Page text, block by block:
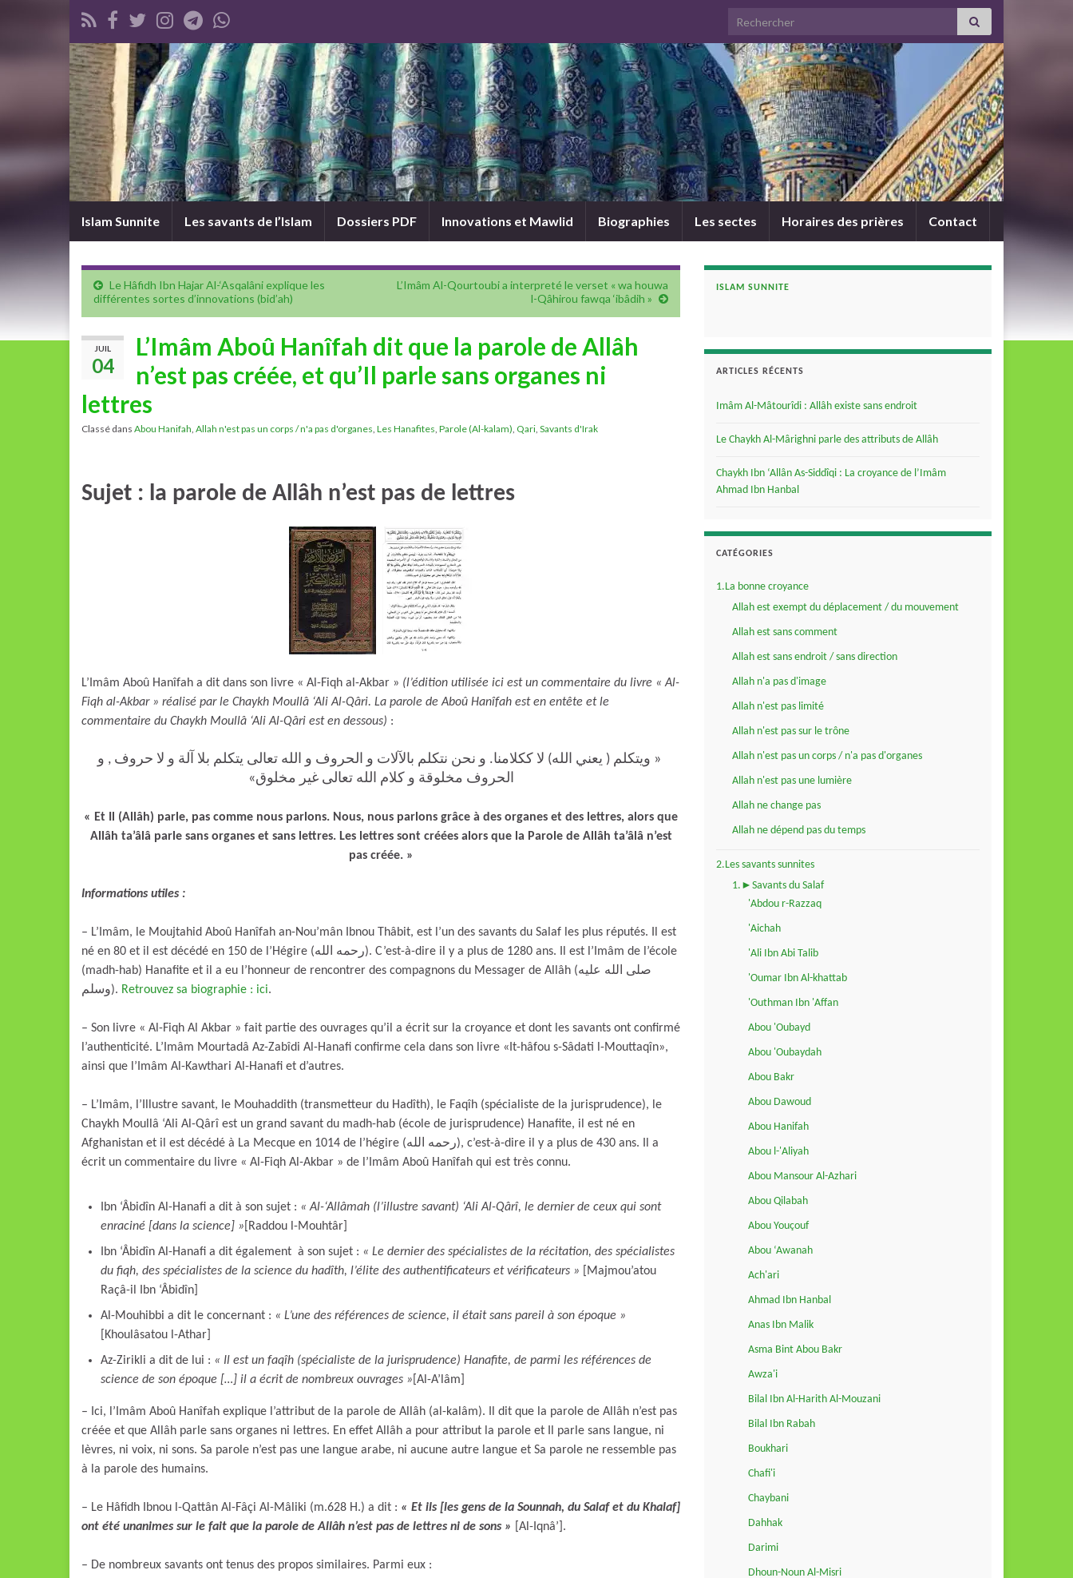
Search for:
Islam Sunnite Les savants de l’Islam Dossiers PDF Innovations et Mawlid Biographies Les sectes Horaires des prières Contact
Le Hâfidh Ibn Hajar Al-‘Asqalâni explique les
différentes sortes d’innovations (bid’ah)
L’Imâm Al-Qourtoubi a interpreté le verset « wa houwa
l-Qâhirou fawqa ‘ibâdih »
JUIL
04
L’Imâm Aboû Hanîfah dit que la parole de Allâh
n’est pas créée, et qu’Il parle sans organes ni
lettres
Classé dans Abou Hanifah, Allah n'est pas un corps / n'a pas d'organes, Les Hanafites, Parole (Al-kalam), Qari, Savants d'Irak
Sujet : la parole de Allâh n’est pas de lettres
L’Imâm Aboû Hanîfah a dit dans son livre « Al-Fiqh al-Akbar » (l’édition utilisée ici est un commentaire du livre « Al-
Fiqh al-Akbar » réalisé par le Chaykh Moullâ ‘Ali Al-Qâri. La parole de Aboû Hanîfah est en entête et le
commentaire du Chaykh Moullâ ‘Ali Al-Qâri est en dessous) :
« ويتكلم ( يعني الله) لا ككلامنا. و نحن نتكلم بالآلات و الحروف و الله تعالى يتكلم بلا آلة و لا حروف , و
الحروف مخلوقة و كلام الله تعالى غير مخلوق»
« Et Il (Allâh) parle, pas comme nous parlons. Nous, nous parlons grâce à des organes et des lettres, alors que
Allâh ta’âlâ parle sans organes et sans lettres. Les lettres sont créées alors que la Parole de Allâh ta’âlâ n’est
pas créée. »
Informations utiles :
– L’Imâm, le Moujtahid Aboû Hanîfah an-Nou’mân Ibnou Thâbit, est l’un des savants du Salaf les plus réputés. Il est
né en 80 et il est décédé en 150 de l’Hégire (رحمه الله). C’est-à-dire il y a plus de 1280 ans. Il est l’Imâm de l’école
(madh-hab) Hanafite et il a eu l’honneur de rencontrer des compagnons du Messager de Allâh (صلى الله عليه
وسلم). Retrouvez sa biographie : ici.
– Son livre « Al-Fiqh Al Akbar » fait partie des ouvrages qu’il a écrit sur la croyance et dont les savants ont confirmé
l’authenticité. L’Imâm Mourtadâ Az-Zabîdi Al-Hanafi confirme cela dans son livre «It-hâfou s-Sâdati l-Mouttaqîn»,
ainsi que l’Imâm Al-Kawthari Al-Hanafi et d’autres.
– L’Imâm, l’Illustre savant, le Mouhaddith (transmetteur du Hadîth), le Faqîh (spécialiste de la jurisprudence), le
Chaykh Moullâ ‘Ali Al-Qârî est un grand savant du madh-hab (école de jurisprudence) Hanafite, il est né en
Afghanistan et il est décédé à La Mecque en 1014 de l’hégire (رحمه الله), c’est-à-dire il y a plus de 430 ans. Il a
écrit un commentaire du livre « Al-Fiqh Al-Akbar » de l’Imâm Aboû Hanîfah qui est très connu.
Ibn ‘Âbidîn Al-Hanafi a dit à son sujet : « Al-‘Allâmah (l’illustre savant) ‘Ali Al-Qârî, le dernier de ceux qui sont
enraciné [dans la science] » [Raddou l-Mouhtâr]
Ibn ‘Âbidîn Al-Hanafi a dit également à son sujet : « Le dernier des spécialistes de la récitation, des spécialistes
du fiqh, des spécialistes de la science du hadîth, l’élite des authentificateurs et vérificateurs »
[Majmou’atou
Raçâ-il Ibn ‘Âbidîn]
Al-Mouhibbi a dit le concernant : « L’une des références de science, il était sans pareil à son époque »
[Khoulâsatou l-Athar]
Az-Zirikli a dit de lui : « Il est un faqîh (spécialiste de la jurisprudence) Hanafite, de parmi les références de
science de son époque […] il a écrit de nombreux ouvrages » [Al-A’lâm]
– Ici, l’Imâm Aboû Hanîfah explique l’attribut de la parole de Allâh (al-kalâm). Il dit que la parole de Allâh n’est pas
créée et que Allâh parle sans organes ni lettres. En effet Allâh a pour attribut la parole et Il parle sans langue, ni
lèvres, ni voix, ni sons. Sa parole n’est pas une langue arabe, ni aucune autre langue et Sa parole ne ressemble pas
à la parole des humains.
– Le Hâfidh Ibnou l-Qattân Al-Fâçi Al-Mâliki (m.628 H.) a dit : « Et ils [les gens de la Sounnah, du Salaf et du Khalaf]
ont été unanimes sur le fait que la parole de Allâh n’est pas de lettres ni de sons »
[Al-Iqnâ’].
– De nombreux savants ont tenus des propos similaires. Parmi eux :
ISLAM SUNNITE
ARTICLES RÉCENTS
Imâm Al-Mâtourîdi : Allâh existe sans endroit
Le Chaykh Al-Mârighni parle des attributs de Allâh
Chaykh Ibn ‘Allân As-Siddîqi : La croyance de l’Imâm
Ahmad Ibn Hanbal
CATÉGORIES
1.La bonne croyance
Allah est exempt du déplacement / du mouvement
Allah est sans comment
Allah est sans endroit / sans direction
Allah n'a pas d'image
Allah n'est pas limité
Allah n'est pas sur le trône
Allah n'est pas un corps / n'a pas d'organes
Allah n'est pas une lumière
Allah ne change pas
Allah ne dépend pas du temps
2.Les savants sunnites
1.►Savants du Salaf
'Abdou r-Razzaq
'Aichah
'Ali Ibn Abi Talib
'Oumar Ibn Al-khattab
'Outhman Ibn 'Affan
Abou 'Oubayd
Abou 'Oubaydah
Abou Bakr
Abou Dawoud
Abou Hanifah
Abou l-'Aliyah
Abou Mansour Al-Azhari
Abou Qilabah
Abou Youçouf
Abou ‘Awanah
Ach'ari
Ahmad Ibn Hanbal
Anas Ibn Malik
Asma Bint Abou Bakr
Awza'i
Bilal Ibn Al-Harith Al-Mouzani
Bilal Ibn Rabah
Boukhari
Chafi'i
Chaybani
Dahhak
Darimi
Dhoun-Noun Al-Misri